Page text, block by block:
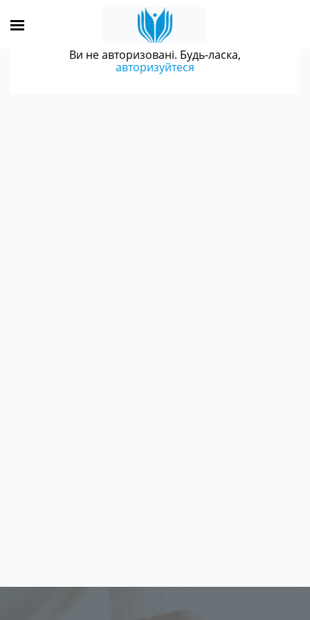
Ви не авторизовані. Будь-ласка,
авторизуйтеся